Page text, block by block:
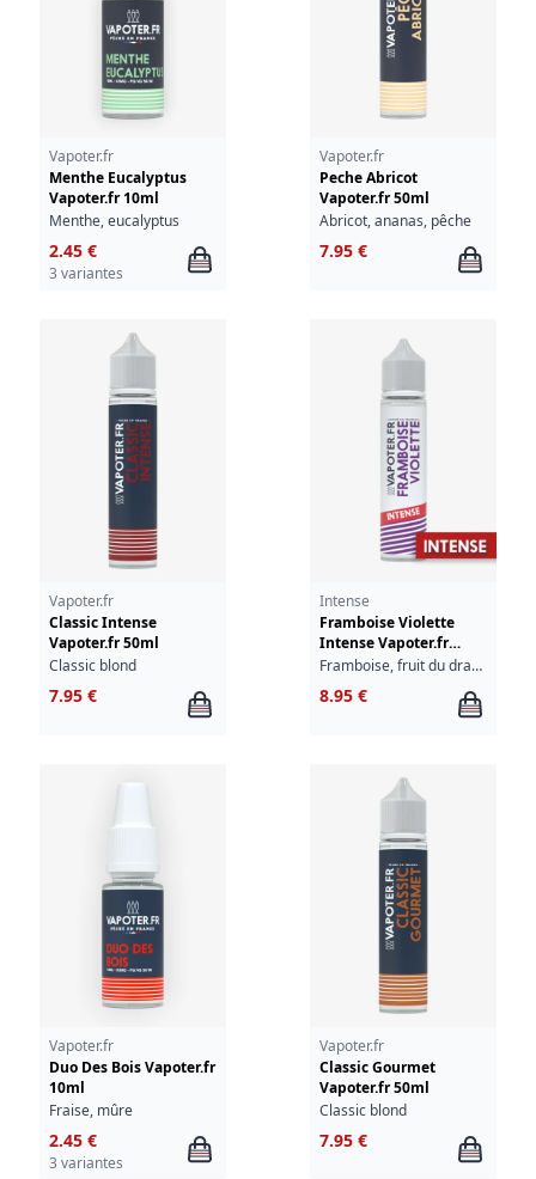
Vapoter.fr
Menthe Eucalyptus
Vapoter.fr 10ml
Menthe, eucalyptus
2.45 €
3 variantes
Vapoter.fr
Peche Abricot
Vapoter.fr 50ml
Abricot, ananas, pêche
7.95 €
Vapoter.fr
Classic Intense
Vapoter.fr 50ml
Classic blond
7.95 €
Intense
Framboise Violette
Intense Vapoter.fr
50ml
Framboise, fruit du dragon, violette
8.95 €
Vapoter.fr
Duo Des Bois Vapoter.fr
10ml
Fraise, mûre
2.45 €
3 variantes
Vapoter.fr
Classic Gourmet
Vapoter.fr 50ml
Classic blond
7.95 €